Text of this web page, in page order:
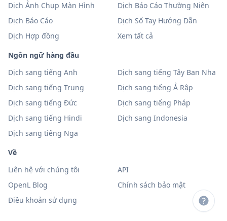
Dịch Ảnh Chụp Màn Hình
Dịch Báo Cáo Thường Niên
Dịch Báo Cáo
Dịch Sổ Tay Hướng Dẫn
Dịch Hợp đồng
Xem tất cả
Ngôn ngữ hàng đầu
Dịch sang tiếng Anh
Dịch sang tiếng Tây Ban Nha
Dịch sang tiếng Trung
Dịch sang tiếng Ả Rập
Dịch sang tiếng Đức
Dịch sang tiếng Pháp
Dịch sang tiếng Hindi
Dịch sang Indonesia
Dịch sang tiếng Nga
Về
Liên hệ với chúng tôi
API
OpenL Blog
Chính sách bảo mật
Điều khoản sử dụng